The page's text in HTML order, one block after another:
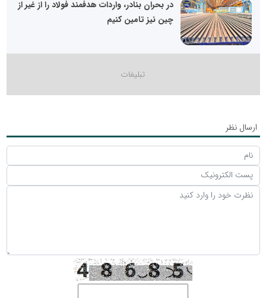
در بحران بنادر، واردات هدفمند فولاد را از غیر از
چین نیز تامین کنیم
ارسال نظر